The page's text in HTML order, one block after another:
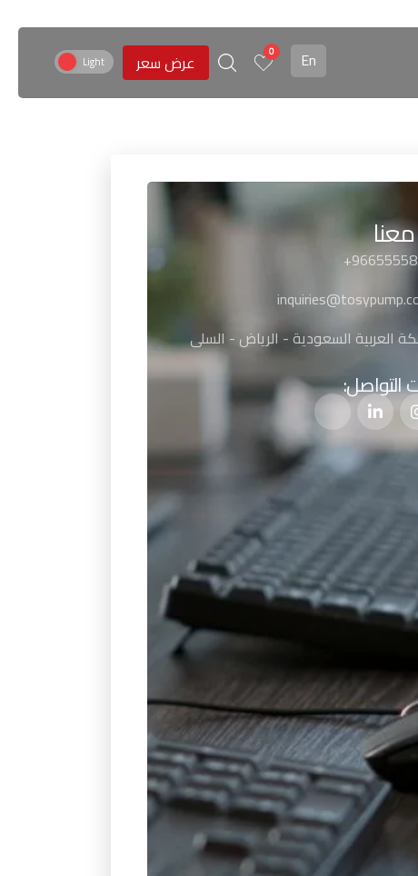
En
0 عرض سعر
العربية السعودية - الرياض - السلى
التواصل: